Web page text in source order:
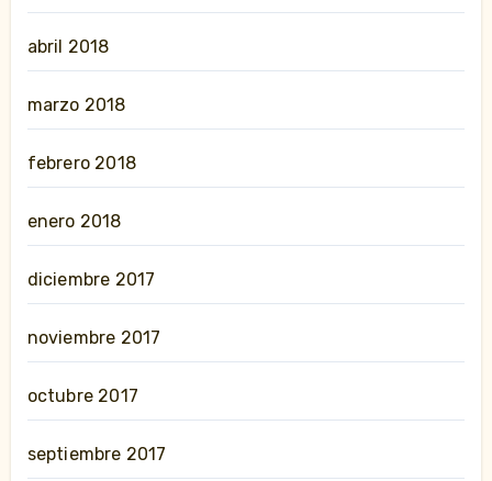
abril 2018
marzo 2018
febrero 2018
enero 2018
diciembre 2017
noviembre 2017
octubre 2017
septiembre 2017